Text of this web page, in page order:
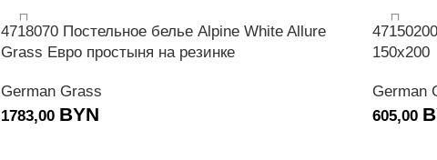
4718070 Постельное белье Alpine White Allure
Grass Евро простыня на резинке
German Grass
1783,00 BYN
150х200
German
605,00